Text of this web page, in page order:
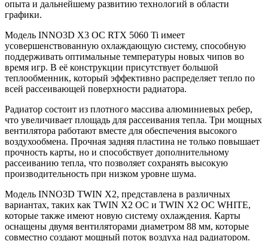
опыта и дальнейшему развитию технологий в области
графики.
Модель INNO3D X3 OC RTX 5060 Ti имеет
усовершенствованную охлаждающую систему, способную
поддерживать оптимальные температуры новых чипов во
время игр. В её конструкции присутствует большой
теплообменник, который эффективно распределяет тепло по
всей рассеивающей поверхности радиатора.
Радиатор состоит из плотного массива алюминиевых ребер,
что увеличивает площадь для рассеивания тепла. Три мощных
вентилятора работают вместе для обеспечения высокого
воздухообмена. Прочная задняя пластина не только повышает
прочность карты, но и способствует дополнительному
рассеиванию тепла, что позволяет сохранять высокую
производительность при низком уровне шума.
Модель INNO3D TWIN X2, представлена в различных
вариантах, таких как TWIN X2 OC и TWIN X2 OC WHITE,
которые также имеют новую систему охлаждения. Карты
оснащены двумя вентиляторами диаметром 88 мм, которые
совместно создают мощный поток воздуха над радиатором.